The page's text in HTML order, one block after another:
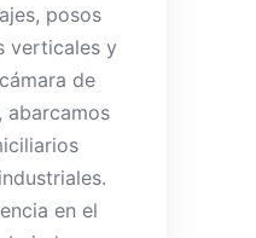
posos
verticales y
ámara de
abarcamos
en el